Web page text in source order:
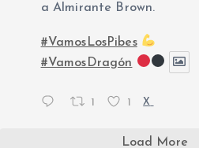
a Almirante Brown.
#VamosLosPibes
#VamosDragón
1 1 X
Load More